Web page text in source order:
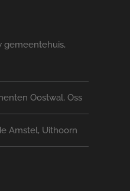
gemeentehuis,
Oostwal, Oss
Amstel, Uithoorn